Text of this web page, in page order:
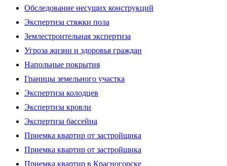
Обследование несущих конструкций
Экспертиза стяжки пола
Землестроительная экспертиза
Угроза жизни и здоровья граждан
Напольные покрытия
Границы земельного участка
Экспертиза колодцев
Экспертиза кровли
Экспертиза бассейна
Приемка квартир от застройщика
Приемка квартир от застройщика
Приемка квартир в Красногорске